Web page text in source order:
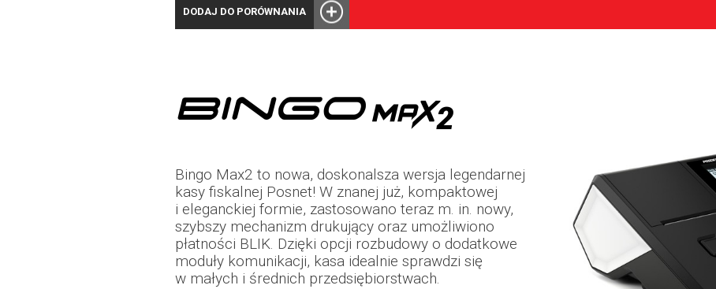
DODAJ DO PORÓWNANIA
Bingo Max2 to nowa, doskonalsza wersja legendarnej
kasy fiskalnej Posnet! W znanej już, kompaktowej
i eleganckiej formie, zastosowano teraz m. in. nowy,
szybszy mechanizm drukujący oraz umożliwiono
płatności BLIK. Dzięki opcji rozbudowy o dodatkowe
moduły komunikacji, kasa idealnie sprawdzi się
w małych i średnich przedsiębiorstwach.